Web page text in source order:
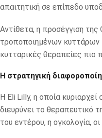
απαιτητική σε επίπεδο
Αντίθετα, η προσέγγιση
τροποποιημένων κυττάρων
κυτταρικές θεραπείες πιο
Η στρατηγική
Η Eli Lilly, η οποία
διευρύνει το θεραπευτικό
του εντέρου, η ογκολογία,